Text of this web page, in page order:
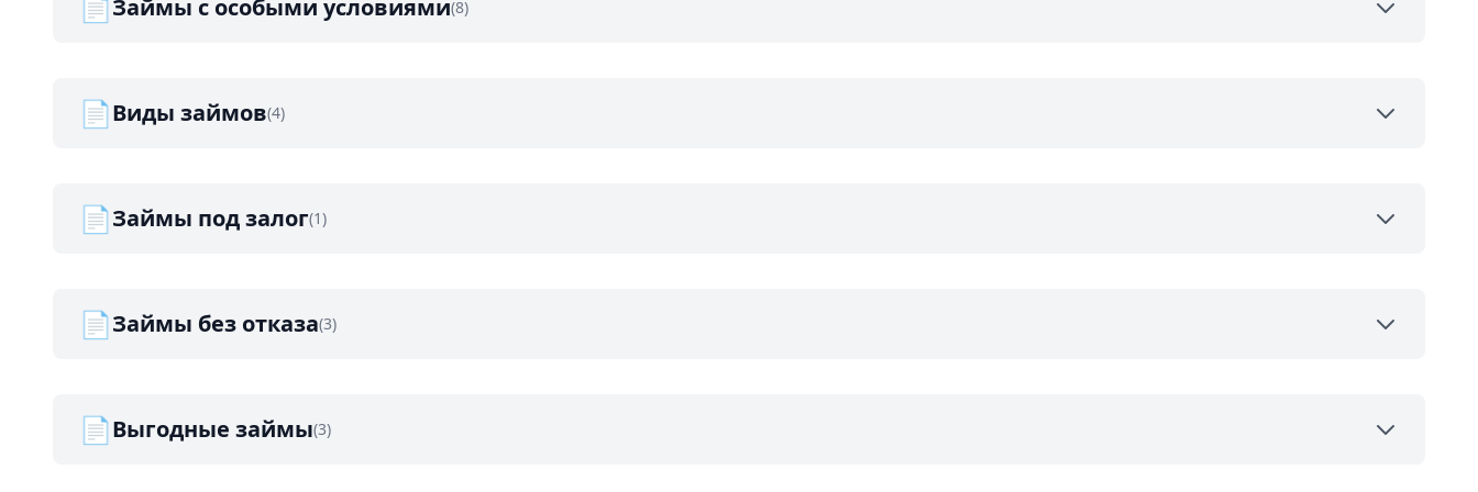
Займы с особыми условиями(8)
📄Виды займов(4)
📄Займы под залог(1)
📄Займы без отказа(3)
📄Выгодные займы(3)